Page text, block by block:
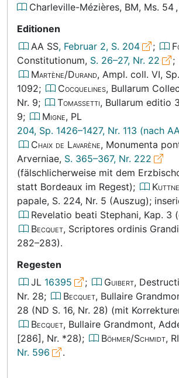
Charleville-Mézières, BM, Ms. 54 ,
Editionen
AA SS, Februar 2, S. 204 ;
Constitutionum, S. 26–27, Nr. 22
;
Martène/Durand, Ampl. coll. VI,
1092; Cocquelines, Bullarum
Nr. 9; Tomassetti, Bullarum editio
9; Migne, PL
204, Sp. 1426–1427, Nr. 113 (nach
Chaix de Lavarène, Monumenta
Arverniae, S. 365–367, Nr. 222
(fälschlicherweise mit dem
statt Bordeaux im Regest);
papale, S. 224, Nr. 5 (Auszug);
Revelatio beati Stephani, Kap. 3
Becquet, Scriptores ordinis
282–283).
Regesten
JL 16395 ; Guibert,
Nr. 28; Becquet, Bullaire
28 (ND S. 16, Nr. 28) (mit
Becquet, Bullaire Grandmont,
[286], Nr. *28); Böhmer/Schmidt,
Nr. 596
.